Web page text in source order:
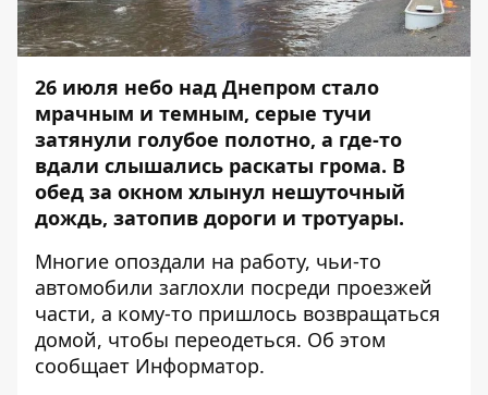
26 июля небо над Днепром стало
мрачным и темным, серые тучи
затянули голубое полотно, а где-то
вдали слышались раскаты грома. В
обед за окном хлынул нешуточный
дождь, затопив дороги и тротуары.
Многие опоздали на работу, чьи-то
автомобили заглохли посреди проезжей
части, а кому-то пришлось возвращаться
домой, чтобы переодеться. Об этом
сообщает Информатор.